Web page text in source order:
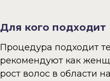
Для кого подходит
Процедура подходит
рекомендуют как
рост волос в области